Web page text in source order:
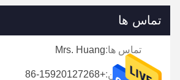
تماس ها
تماس ها:Mrs. Huang
تلفن:+86-15920127268